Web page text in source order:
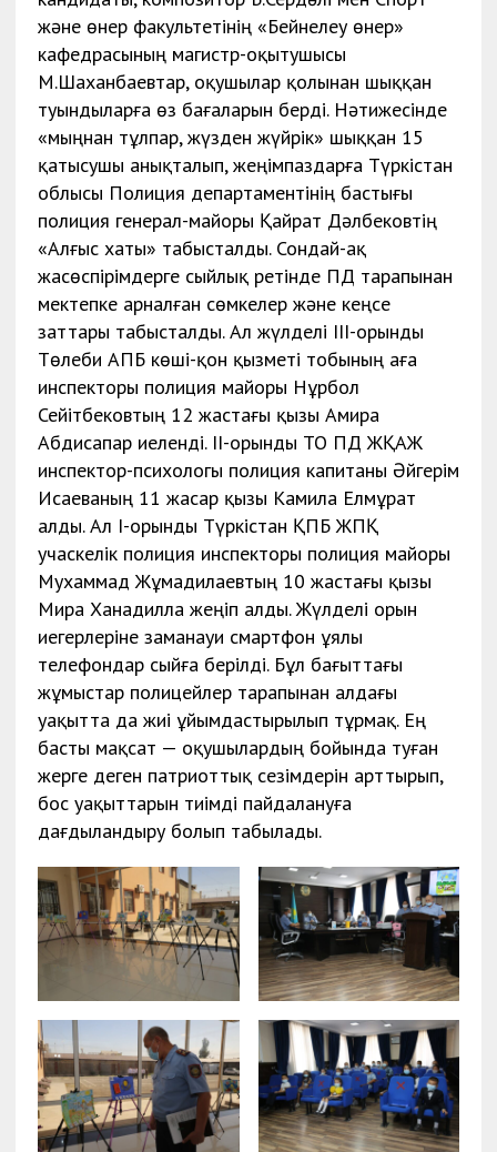
және өнер факультетінің «Бейнелеу өнер»
кафедрасының магистр-оқытушысы
М.Шаханбаевтар, оқушылар қолынан шыққан
туындыларға өз бағаларын берді. Нәтижесінде
«мыңнан тұлпар, жүзден жүйрік» шыққан 15
қатысушы анықталып, жеңімпаздарға Түркістан
облысы Полиция департаментінің бастығы
полиция генерал-майоры Қайрат Дәлбековтің
«Алғыс хаты» табысталды. Сондай-ақ
жасөспірімдерге сыйлық ретінде ПД тарапынан
мектепке арналған сөмкелер және кеңсе
заттары табысталды. Ал жүлделі ІІІ-орынды
Төлеби АПБ көші-қон қызметі тобының аға
инспекторы полиция майоры Нұрбол
Сейітбековтың 12 жастағы қызы Амира
Абдисапар иеленді. ІІ-орынды ТО ПД ЖҚАЖ
инспектор-психологы полиция капитаны Әйгерім
Исаеваның 11 жасар қызы Камила Елмұрат
алды. Ал І-орынды Түркістан ҚПБ ЖПҚ
учаскелік полиция инспекторы полиция майоры
Мухаммад Жұмадилаевтың 10 жастағы қызы
Мира Ханадилла жеңіп алды. Жүлделі орын
иегерлеріне заманауи смартфон ұялы
телефондар сыйға берілді. Бұл бағыттағы
жұмыстар полицейлер тарапынан алдағы
уақытта да жиі ұйымдастырылып тұрмақ. Ең
басты мақсат — оқушылардың бойында туған
жерге деген патриоттық сезімдерін арттырып,
бос уақыттарын тиімді пайдалануға
дағдыландыру болып табылады.